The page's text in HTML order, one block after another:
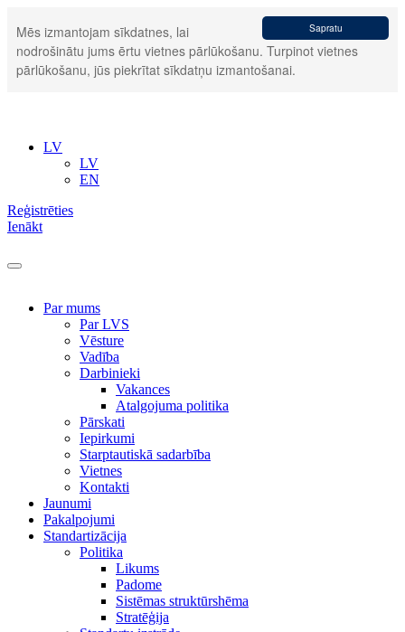
Sapratu
Mēs izmantojam sīkdatnes, lai
nodrošinātu jums ērtu vietnes pārlūkošanu. Turpinot vietnes
pārlūkošanu, jūs piekrītat sīkdatņu izmantošanai.
LV
LV
EN
Reģistrēties
Ienākt
Par mums
Par LVS
Vēsture
Vadība
Darbinieki
Vakances
Atalgojuma politika
Pārskati
Iepirkumi
Starptautiskā sadarbība
Vietnes
Kontakti
Jaunumi
Pakalpojumi
Standartizācija
Politika
Likums
Padome
Sistēmas struktūrshēma
Stratēģija